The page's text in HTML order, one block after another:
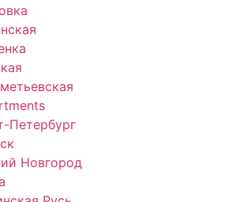
Петербург
Новгород